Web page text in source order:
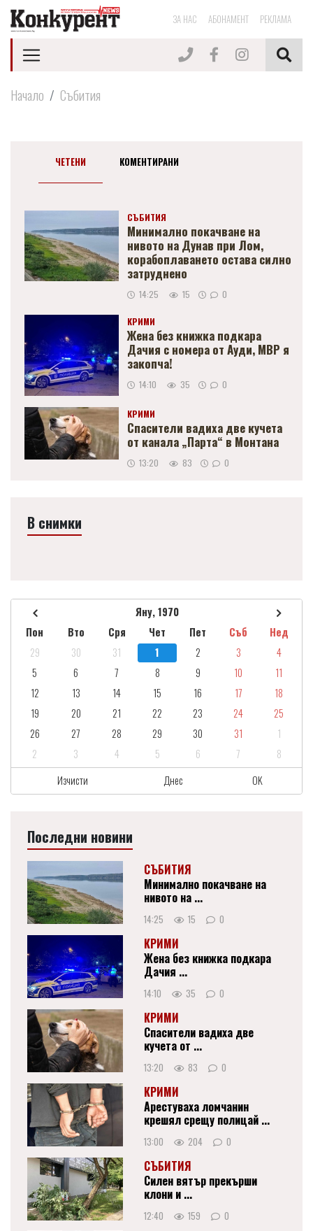
ЗА НАС АБОНАМЕНТ РЕКЛАМА
Начало Събития
ЧЕТЕНИ КОМЕНТИРАНИ
СЪБИТИЯ
Минимално покачване на
нивото на Дунав при Лом,
корабоплаването остава силно
затруднено
14:25 15 0
КРИМИ
Жена без книжка подкара
Дачия с номера от Ауди, МВР я
закопча!
14:10 35 0
КРИМИ
Спасители вадиха две кучета
от канала „Парта“ в Монтана
13:20 83 0
В снимки
Яну, 1970
Пон
Вто Сря Чет Пет Съб
Нед
29
30 31 1 2 3
4
5
6 7 8 9 10
11
12
13 14 15 16 17
18
19
20 21 22 23 24
25
26
27 28 29 30 31
1
2
3 4 5 6 7
8
Изчисти
Днес OK
Последни новини
СЪБИТИЯ
Минимално покачване на
нивото на ...
14:25 15 0
КРИМИ
Жена без книжка подкара
Дачия ...
14:10 35 0
КРИМИ
Спасители вадиха две
кучета от ...
13:20 83 0
КРИМИ
Арестуваха ломчанин
крешял срещу полицай ...
13:00 204 0
СЪБИТИЯ
Силен вятър прекърши
клони и ...
12:40 159 0